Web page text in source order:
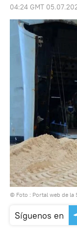
04:24 GMT
© Foto : Portal web de la
Síguenos en